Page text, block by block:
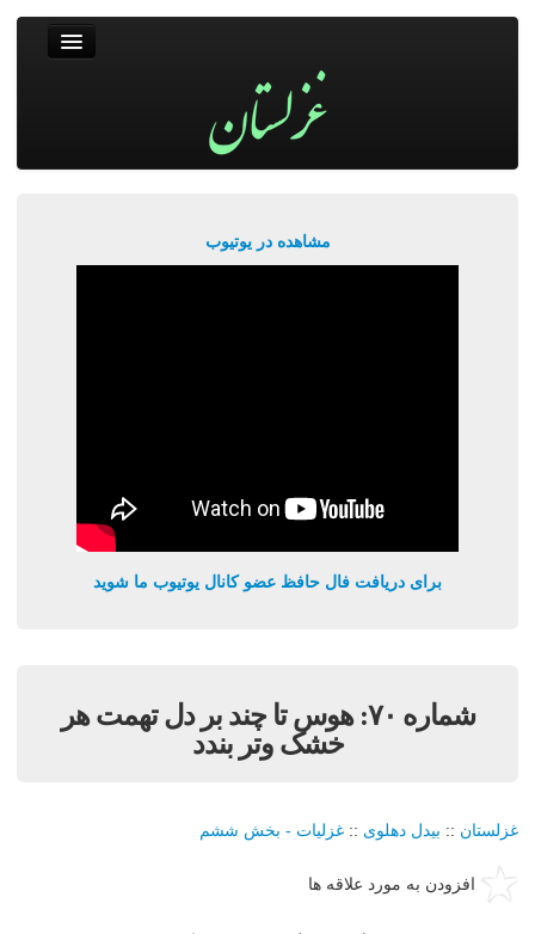
مشاهده در یوتیوب
برای دریافت فال حافظ عضو کانال یوتیوب ما شوید
شماره ٧٠: هوس تا چند بر دل تهمت هر
خشک وتر بندد
غزلستان :: بيدل دهلوی :: غزليات - بخش ششم
افزودن به مورد علاقه ها